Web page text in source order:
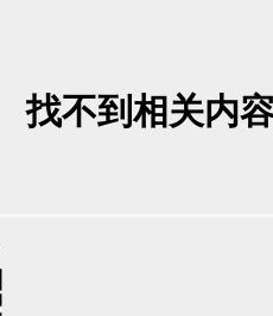
找不到相关内